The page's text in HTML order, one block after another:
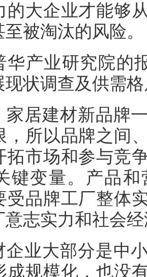
的大企业才能够
被淘汰的风险。
华产业研究院的
现状调查及供需
家居建材新品牌
，所以品牌之间
拓市场和参与竞
键变量。产品
受品牌工厂整体
意志实力和社会
企业大部分是中
成规模化，也没